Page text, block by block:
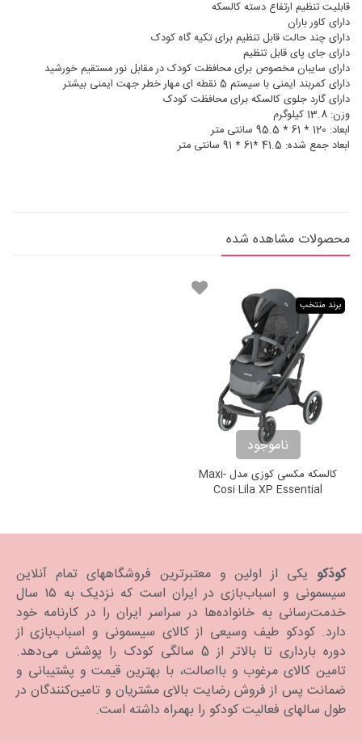
قابلیت تنظیم ارتفاع دسته کالسکه
دارای کاور باران
دارای چند حالت قابل تنظیم برای تکیه گاه کودک
دارای جای پای قابل تنظیم
دارای سایبان مخصوص برای محافظت کودک در مقابل نور مستقیم خورشید
دارای کمربند ایمنی با سیستم 5 نقطه ای مهار خطر جهت ایمنی بیشتر
دارای گارد جلوی کالسکه برای محافظت کودک
وزن: 13.8 کیلوگرم
ابعاد: 120 * 61 * 95.5 سانتی متر
ابعاد جمع شده: 41.5 *61 * 91 سانتی متر
محصولات مشاهده شده
برند منتخب
ناموجود
کالسکه مکسی کوزی مدل Maxi-
Cosi Lila XP Essential
کودَکو یکی از اولین و معتبرترین فروشگاههای تمام آنلاین
سیسمونی و اسباب‌بازی در ایران است که نزدیک به ۱۵ سال
خدمت‌رسانی به خانواده‌ها در سراسر ایران را در کارنامه خود
دارد. كودكو طیف وسیعی از کالای سیسمونی و اسباب‌بازی از
دوره بارداری تا بالاتر از 5 سالگی کودک را پوشش می‌دهد.
تامین کالای مرغوب و بااصالت، با بهترین قیمت و پشتیبانی و
ضمانت پس از فروش رضایت بالای مشتریان و تامین‌کنندگان در
طول سالهای فعالیت کودکو را بهمراه داشته است.